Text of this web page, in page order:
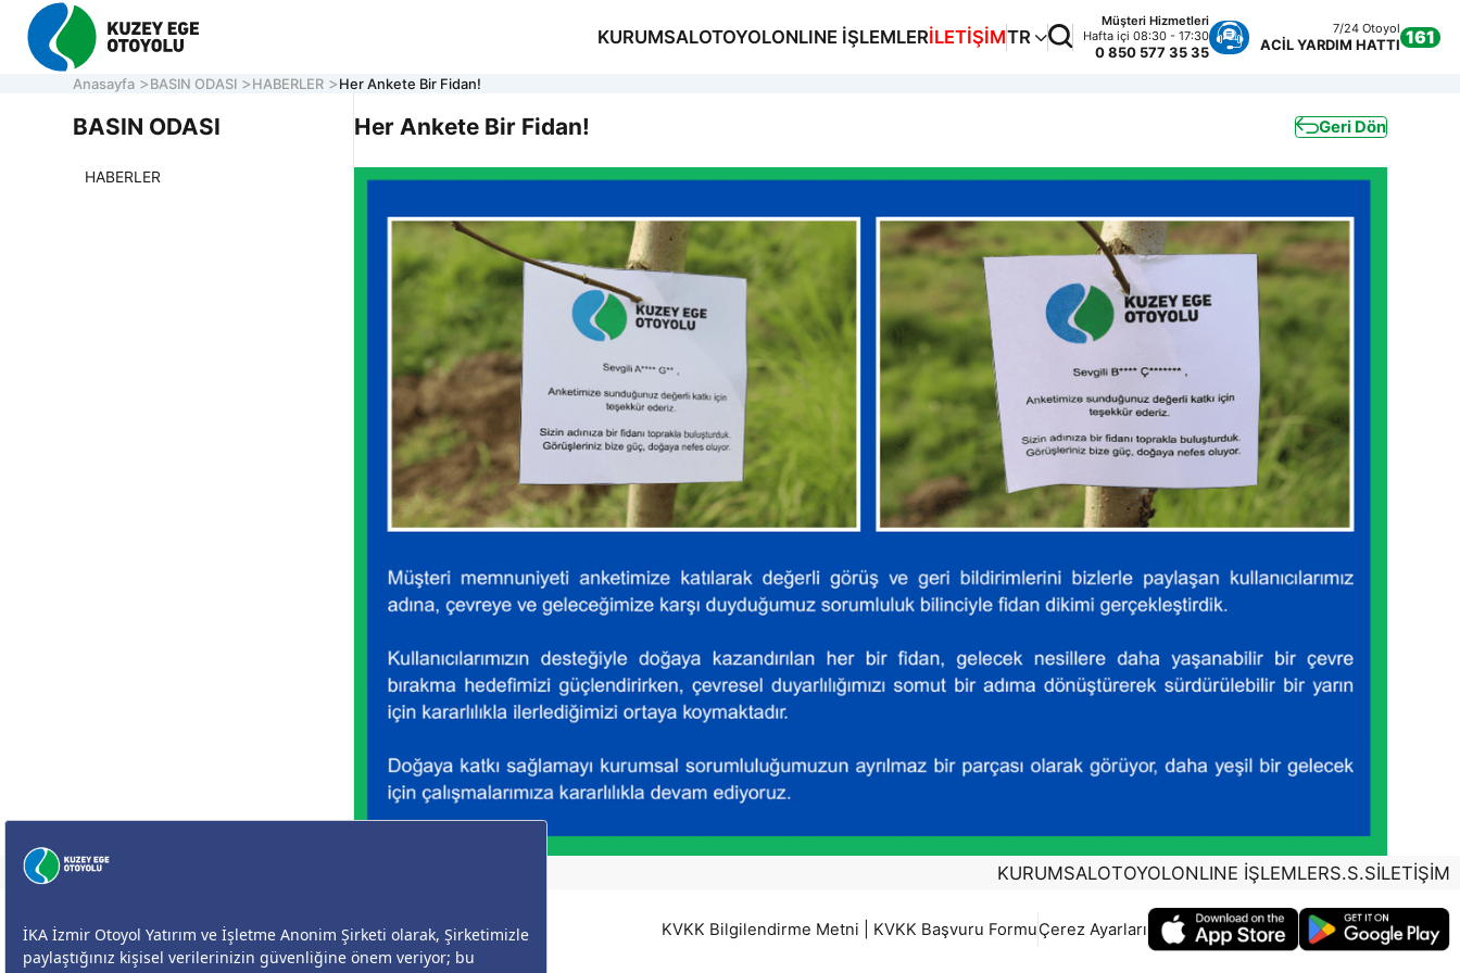
KURUMSALOTOYOLONLINE İŞLEMLERİLETİŞİMTR
Müşteri Hizmetleri
Hafta içi 08:30 - 17:30
0 850 577 35 35
7/24 Otoyol
ACİL YARDIM HATTI 161
OTOYOL
ONLINE İŞLEMLER
İLETİŞİM
Anasayfa BASIN ODASI HABERLER Her Ankete Bir Fidan!
BASIN ODASI
HABERLER
Her Ankete Bir Fidan! Geri Dön
KURUMSALOTOYOLONLINE İŞLEMLERS.S.SİLETİŞİM
Size Nasıl Yardımcı Olabilirim? KVKK Bilgilendirme Metni KVKK Başvuru FormuÇerez Ayarları